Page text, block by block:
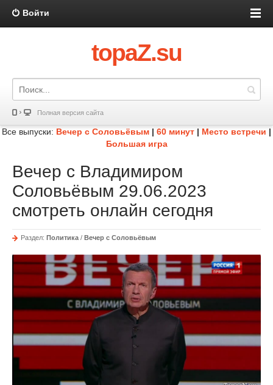
Войти
topaZ.su
Полная версия сайта
Все выпуски: Вечер с Соловьёвым | 60 минут | Место встречи |
Большая игра
Вечер с Владимиром
Соловьёвым 29.06.2023
смотреть онлайн сегодня
Раздел: Политика / Вечер с Соловьёвым